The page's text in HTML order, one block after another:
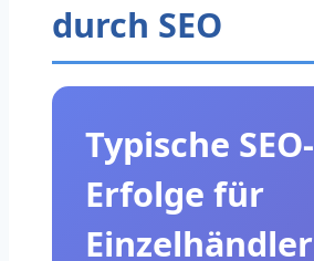
durch SEO
Typische SEO-
Erfolge für
Einzelhändler